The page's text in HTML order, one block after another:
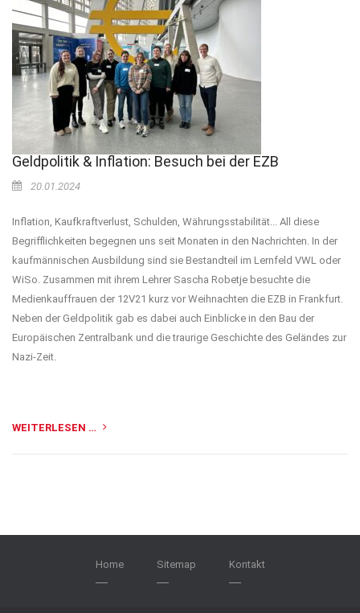
Geldpolitik & Inflation: Besuch bei der EZB
20.01.2024
Inflation, Kaufkraftverlust, Schulden, Währungsstabilität... All diese
Begrifflichkeiten begegnen uns seit Monaten in den Nachrichten. In der
kaufmännischen Ausbildung sind sie Bestandteil im Lernfeld VWL oder
WiSo. Zusammen mit ihrem Lehrer Sascha Robetje besuchte die
Medienkauffrauen der 12V21 kurz vor Weihnachten die EZB in Frankfurt.
Neben der Geldpolitik gab es dabei auch Einblicke in den Bau der
Europäischen Zentralbank und die traurige Geschichte des Geländes zur
Nazi-Zeit.
WEITERLESEN …
Home Sitemap Kontakt